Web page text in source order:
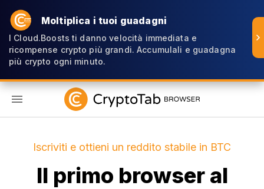
Moltiplica i tuoi guadagni
I Cloud.Boosts ti danno velocità immediata e
ricompense crypto più grandi. Accumulali e guadagna
più crypto ogni minuto.
Iscriviti e ottieni un reddito stabile in BTC
Il primo browser al